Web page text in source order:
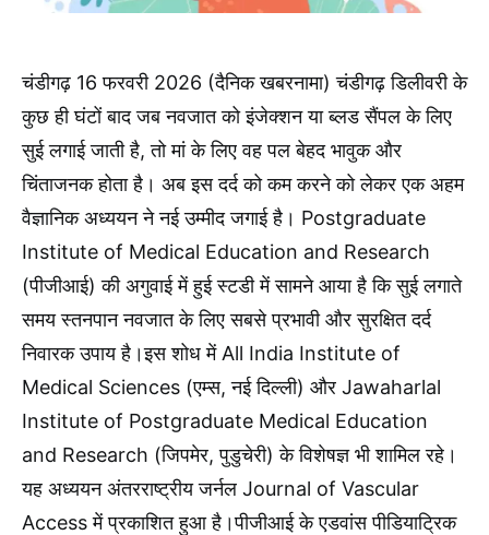
चंडीगढ़ 16 फरवरी 2026 (दैनिक खबरनामा) चंडीगढ़ डिलीवरी के
कुछ ही घंटों बाद जब नवजात को इंजेक्शन या ब्लड सैंपल के लिए
सुई लगाई जाती है, तो मां के लिए वह पल बेहद भावुक और
चिंताजनक होता है। अब इस दर्द को कम करने को लेकर एक अहम
वैज्ञानिक अध्ययन ने नई उम्मीद जगाई है। Postgraduate
Institute of Medical Education and Research
(पीजीआई) की अगुवाई में हुई स्टडी में सामने आया है कि सुई लगाते
समय स्तनपान नवजात के लिए सबसे प्रभावी और सुरक्षित दर्द
निवारक उपाय है।इस शोध में All India Institute of
Medical Sciences (एम्स, नई दिल्ली) और Jawaharlal
Institute of Postgraduate Medical Education
and Research (जिपमेर, पुडुचेरी) के विशेषज्ञ भी शामिल रहे।
यह अध्ययन अंतरराष्ट्रीय जर्नल Journal of Vascular
Access में प्रकाशित हुआ है।पीजीआई के एडवांस पीडियाट्रिक